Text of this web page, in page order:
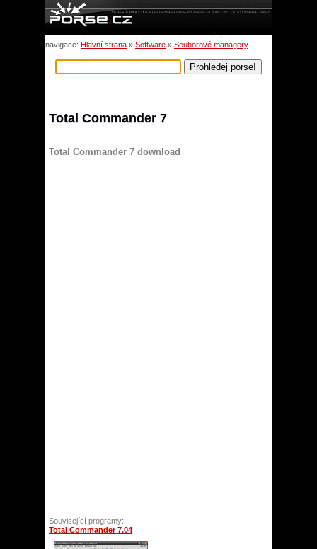
navigace: Hlavní strana » Software » Souborové managery
Total Commander 7
Total Commander 7 download
Související programy:
Total Commander 7.04